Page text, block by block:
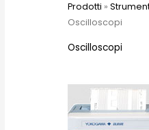
Prodotti »
Oscilloscopi
Oscilloscopi